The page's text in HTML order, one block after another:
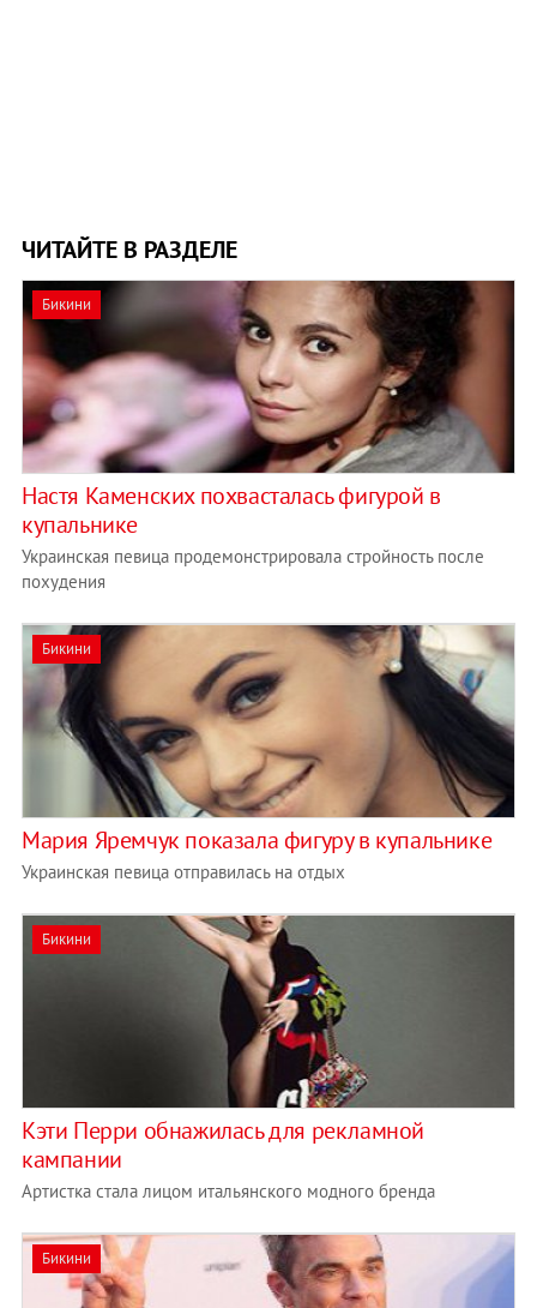
ЧИТАЙТЕ В РАЗДЕЛЕ
Бикини
Настя Каменских похвасталась фигурой в
купальнике
Украинская певица продемонстрировала стройность после
похудения
Бикини
Мария Яремчук показала фигуру в купальнике
Украинская певица отправилась на отдых
Бикини
Кэти Перри обнажилась для рекламной
кампании
Артистка стала лицом итальянского модного бренда
Бикини